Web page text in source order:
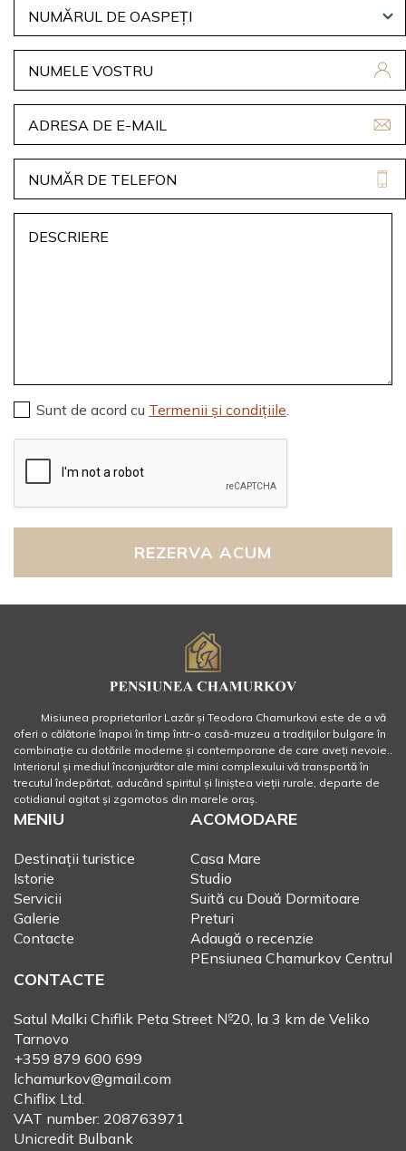
Sunt de acord cu Termenii și condițiile.
REZERVA ACUM
Misiunea proprietarilor Lazăr și Teodora Chamurkovi este de a vă
oferi o călătorie înapoi în timp într-o casă-muzeu a tradiţiilor bulgare în
combinație cu dotările moderne și contemporane de care aveți nevoie..
Interiorul și mediul înconjurător ale mini complexului vă transportă în
trecutul îndepărtat, aducând spiritul și liniștea vieții rurale, departe de
cotidianul agitat și zgomotos din marele oraș.
MENIU
Destinații turistice
Istorie
Servicii
Galerie
Contacte
ACOMODARE
Casa Mare
Studio
Suită cu Două Dormitoare
Preturi
Adaugă o recenzie
PEnsiunea Chamurkov Centrul
CONTACTE
Satul Malki Chiflik Peta Street №20, la 3 km de Veliko
Tarnovo
+359 879 600 699
lchamurkov@gmail.com
Chiflix Ltd.
VAT number: 208763971
Unicredit Bulbank